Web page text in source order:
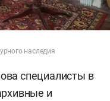
наследия
специалисты в
и